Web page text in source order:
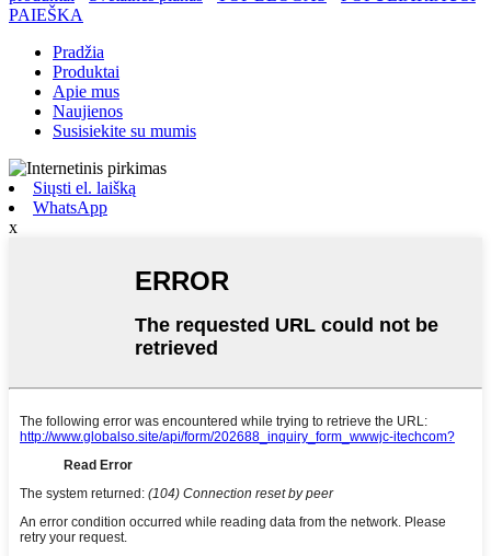
PAIEŠKA
Pradžia
Produktai
Apie mus
Naujienos
Susisiekite su mumis
Siųsti el. laišką
WhatsApp
x